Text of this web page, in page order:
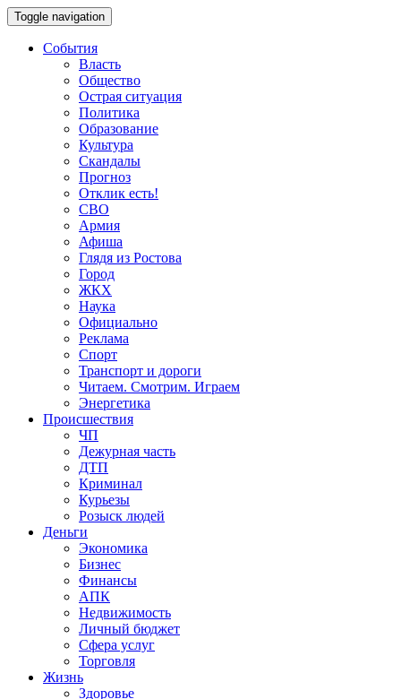
Toggle navigation
События
Власть
Общество
Острая ситуация
Политика
Образование
Культура
Скандалы
Прогноз
Отклик есть!
СВО
Армия
Афиша
Глядя из Ростова
Город
ЖКХ
Наука
Официально
Реклама
Спорт
Транспорт и дороги
Читаем. Смотрим. Играем
Энергетика
Происшествия
ЧП
Дежурная часть
ДТП
Криминал
Курьезы
Розыск людей
Деньги
Экономика
Бизнес
Финансы
АПК
Недвижимость
Личный бюджет
Сфера услуг
Торговля
Жизнь
Здоровье